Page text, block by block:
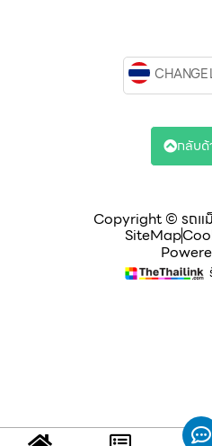
Copyright © รถแ
SiteMap
CHANGE
กลับด้